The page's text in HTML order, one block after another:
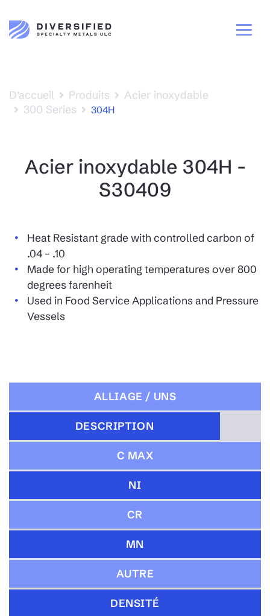
D’accueil Produits
Acier inoxydable
300 Series
304H
Acier inoxydable 304H -
S30409
Heat Resistant grade with controlled carbon of
.04 – .10
Made for high operating temperatures over 800
degrees farenheit
Used in Food Service Applications and Pressure
Vessels
ALLIAGE / UNS
DESCRIPTION
C MAX
NI
CR
MN
AUTRE
DENSITÉ